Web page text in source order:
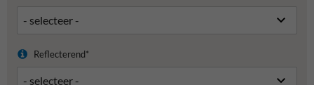
Reflecterend*